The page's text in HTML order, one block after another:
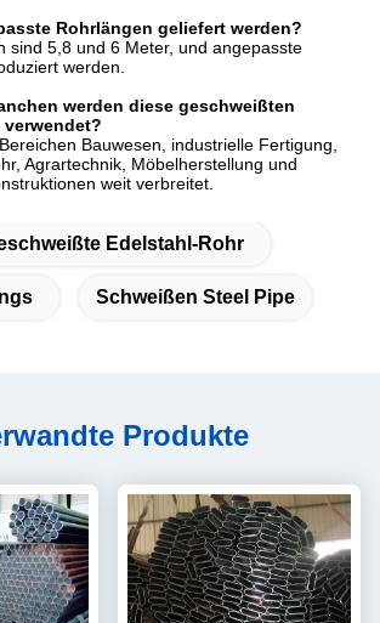
Rohrlängen geliefert werden?
sind 5,8 und 6 Meter, und angepasste
werden.
werden diese geschweißten
Bauwesen, industrielle Fertigung,
Agrartechnik, Möbelherstellung und
weit verbreitet.
Edelstahl-Rohr
Schweißen Steel Pipe
Produkte